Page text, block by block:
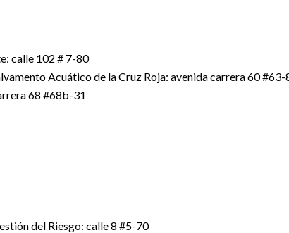
calle 102 # 7-80
Acuático de la Cruz Roja: avenida carrera 60 #63-
68 #68b-31
del Riesgo: calle 8 #5-70